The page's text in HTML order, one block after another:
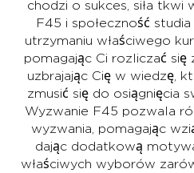
chodzi o sukces, siła tkwi
F45 i społeczność
utrzymaniu właściwego
pomagając Ci rozliczać
uzbrajając Cię w wiedzę,
zmusić się do osiągnięcia
Wyzwanie F45 pozwala
wyzwania, pomagając
dając dodatkową
właściwych wyborów